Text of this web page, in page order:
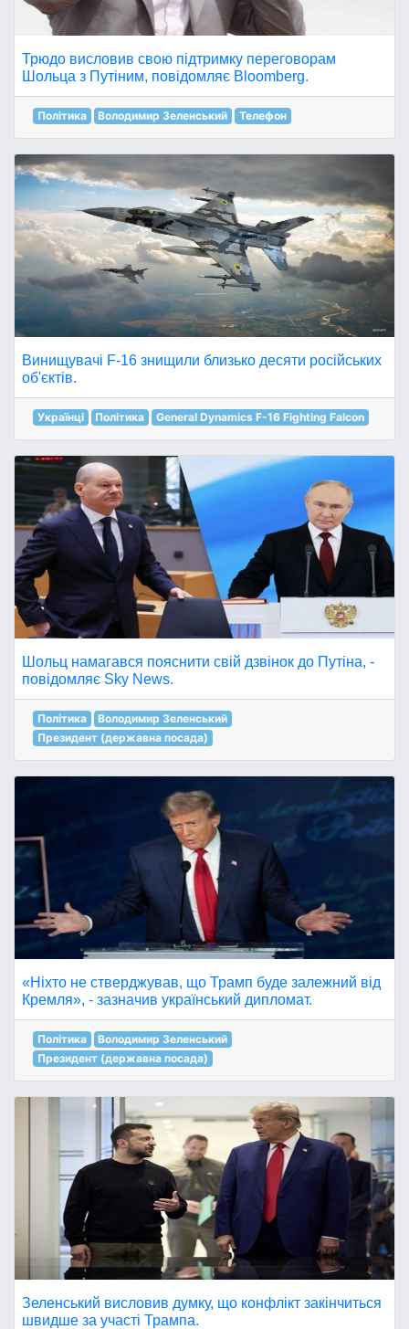
Трюдо висловив свою підтримку переговорам
Шольца з Путіним, повідомляє Bloomberg.
Політика Володимир Зеленський Телефон
Винищувачі F-16 знищили близько десяти російських
об'єктів.
Українці Політика General Dynamics F-16 Fighting Falcon
Шольц намагався пояснити свій дзвінок до Путіна, -
повідомляє Sky News.
Політика
Володимир Зеленський
Президент (державна посада)
«Ніхто не стверджував, що Трамп буде залежний від
Кремля», - зазначив український дипломат.
Політика
Володимир Зеленський
Президент (державна посада)
Зеленський висловив думку, що конфлікт закінчиться
швидше за участі Трампа.